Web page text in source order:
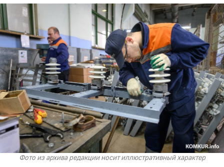
Фото из архива редакции носит иллюстративный характер